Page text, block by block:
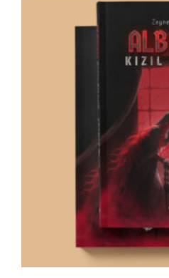
Anasayfa